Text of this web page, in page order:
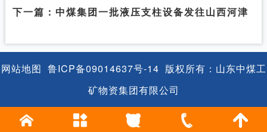
下一篇： 中煤集团一批液压支柱设备发往山西河津
网站地图 鲁ICP备09014637号-14 版权所有：山东中煤工
矿物资集团有限公司